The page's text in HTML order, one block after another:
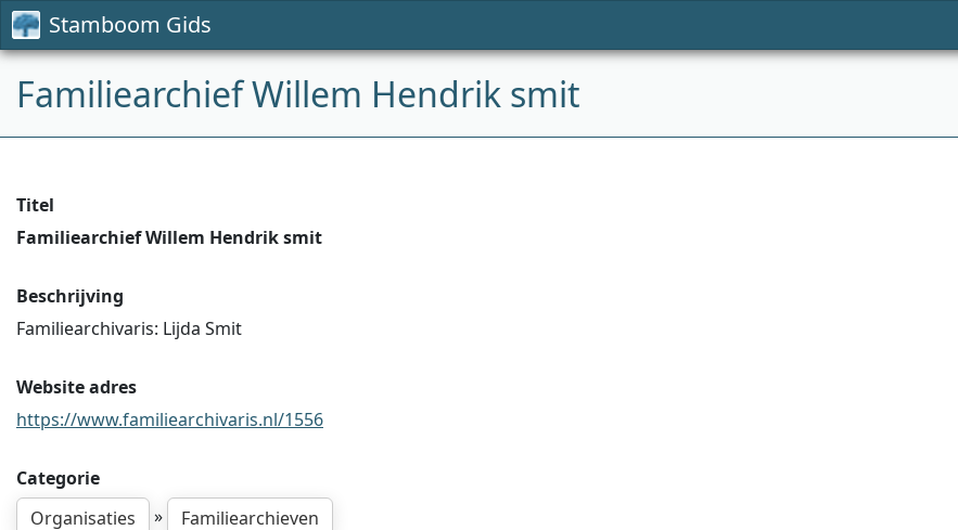
Stamboom Gids
Familiearchief Willem Hendrik smit
Titel
Familiearchief Willem Hendrik smit
Beschrijving
Familiearchivaris: Lijda Smit
Website adres
https://www.familiearchivaris.nl/1556
Categorie
Organisaties
» Familiearchieven